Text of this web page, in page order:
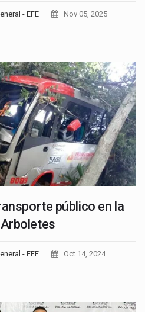
- EFE Nov 05, 2025
público en la
- EFE Oct 14, 2024